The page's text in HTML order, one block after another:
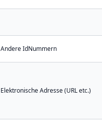
Andere IdNummern
Elektronische Adresse (URL etc.)